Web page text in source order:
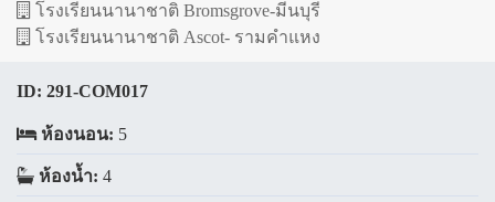
โรงเรียนนานาชาติ Bromsgrove-มีนบุรี
โรงเรียนนานาชาติ Ascot- รามคำแหง
ID: 291-COM017
ห้องนอน: 5
ห้องน้ำ: 4